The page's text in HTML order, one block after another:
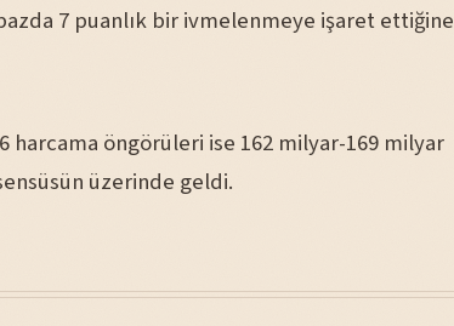
bazda 7 puanlık bir ivmelenmeye işaret ettiğine
harcama öngörüleri ise 162 milyar-169 milyar
üzerinde geldi.